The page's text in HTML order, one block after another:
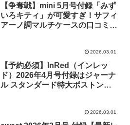
【争奪戦】mini 5月号付録「みず
いろキティ」が可愛すぎ！サフィ
アーノ調マルチケースの口コミ・
2026.03.01
【予約必須】InRed（インレッ
ド）2026年4月号付録はジャーナ
ル スタンダード特大ボストン！
2026.03.01